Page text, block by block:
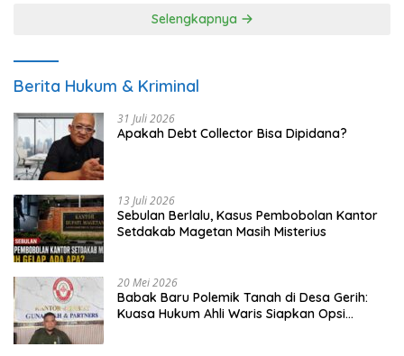
Selengkapnya
Berita Hukum & Kriminal
31 Juli 2026
Apakah Debt Collector Bisa Dipidana?
13 Juli 2026
Sebulan Berlalu, Kasus Pembobolan Kantor
Setdakab Magetan Masih Misterius
20 Mei 2026
Babak Baru Polemik Tanah di Desa Gerih:
Kuasa Hukum Ahli Waris Siapkan Opsi